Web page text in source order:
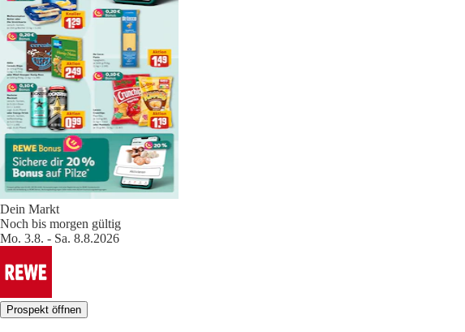
Dein Markt
Noch bis morgen gültig
Mo. 3.8. - Sa. 8.8.2026
Prospekt öffnen